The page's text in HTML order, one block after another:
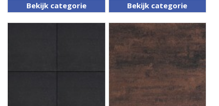
Bekijk categorie Bekijk categorie